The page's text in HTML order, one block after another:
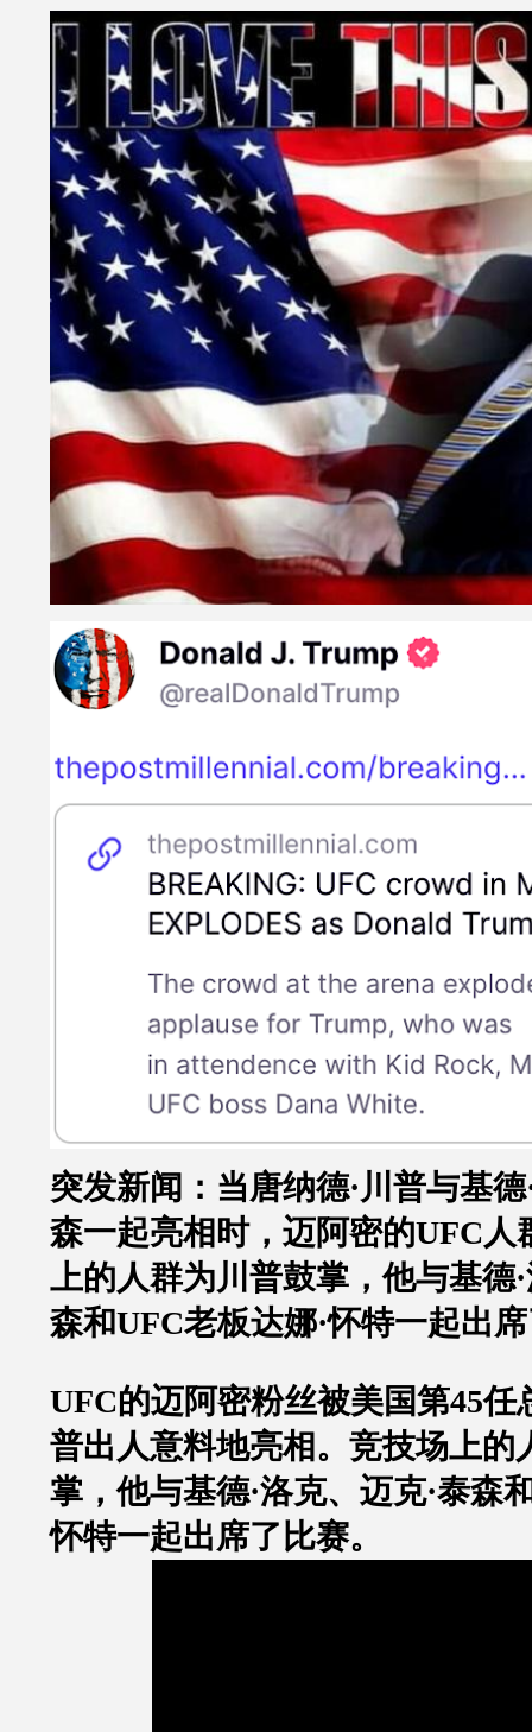
突发新闻：当唐纳德·川普与基德
森一起亮相时，迈阿密的UFC人
上的人群为川普鼓掌，他与基德·
森和UFC老板达娜·怀特一起出
UFC的迈阿密粉丝被美国第45任
普出人意料地亮相。竞技场上的
掌，他与基德·洛克、迈克·泰森
怀特一起出席了比赛。